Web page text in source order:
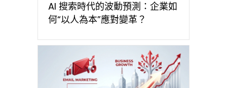
AI 搜索時代的波動預測：企業如
何“以人為本”應對變革？